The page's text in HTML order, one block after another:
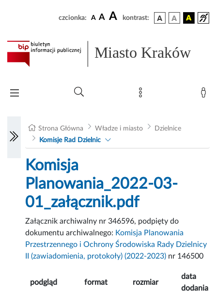
czcionka: A A A kontrast:
Miasto Kraków
Strona Główna Władze i miasto
Dzielnice
Komisje Rad Dzielnic
Komisja
Planowania_2022-03-
01_załącznik.pdf
Załącznik archiwalny nr 346596, podpięty do
dokumentu archiwalnego: Komisja Planowania
Przestrzennego i Ochrony Środowiska Rady Dzielnicy
II (zawiadomienia, protokoły) (2022-2023) nr 146500
podgląd format rozmiar
data
dodania